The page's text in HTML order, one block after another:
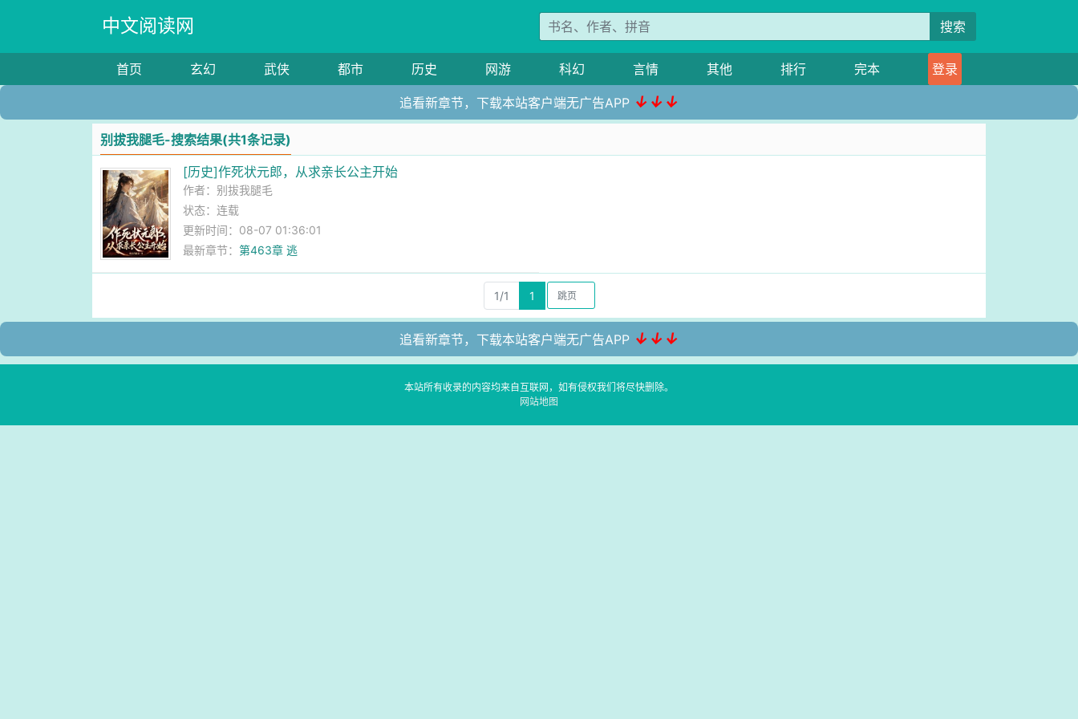
中文阅读网 搜索
首页 玄幻 武侠 都市 历史 网游 科幻 言情 其他 排行 完本 登录
追看新章节，下载本站客户端无广告APP ↓↓↓
别拔我腿毛-搜索结果(共1条记录)
[历史]作死状元郎，从求亲长公主开始
作者： 别拔我腿毛
状态：连载
更新时间：08-07 01:36:01
最新章节：第463章 逃
1/1 1
追看新章节，下载本站客户端无广告APP ↓↓↓
本站所有收录的内容均来自互联网，如有侵权我们将尽快删除。
网站地图